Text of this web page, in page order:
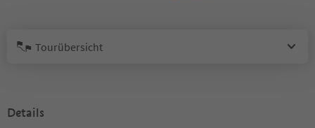
Tourübersicht
Details